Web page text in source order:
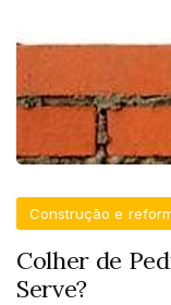
Construção e
Colher de
Serve?